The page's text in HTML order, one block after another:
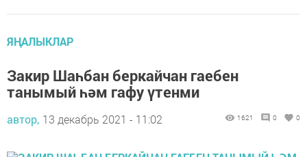
ЯҢАЛЫКЛАР
Закир Шаһбан беркайчан гаебен
танымый һәм гафу үтенми
автор, 13 декабрь 2021 - 11:02 1621 0 0